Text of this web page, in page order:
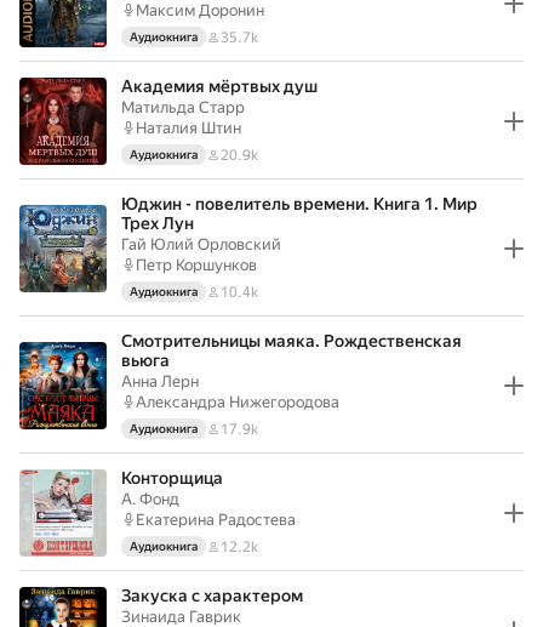
Максим Доронин
Аудиокнига 35.7k
Академия мёртвых душ
Матильда Старр
Наталия Штин
Аудиокнига 20.9k
Юджин - повелитель времени. Книга 1. Мир
Трех Лун
Гай Юлий Орловский
Петр Коршунков
Аудиокнига 10.4k
Смотрительницы маяка. Рождественская
вьюга
Анна Лерн
Александра Нижегородова
Аудиокнига 17.9k
Конторщица
А. Фонд
Екатерина Радостева
Аудиокнига 12.2k
Закуска с характером
Зинаида Гаврик